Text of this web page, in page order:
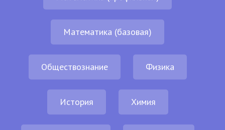
Математика (базовая)
Обществознание Физика
История Химия